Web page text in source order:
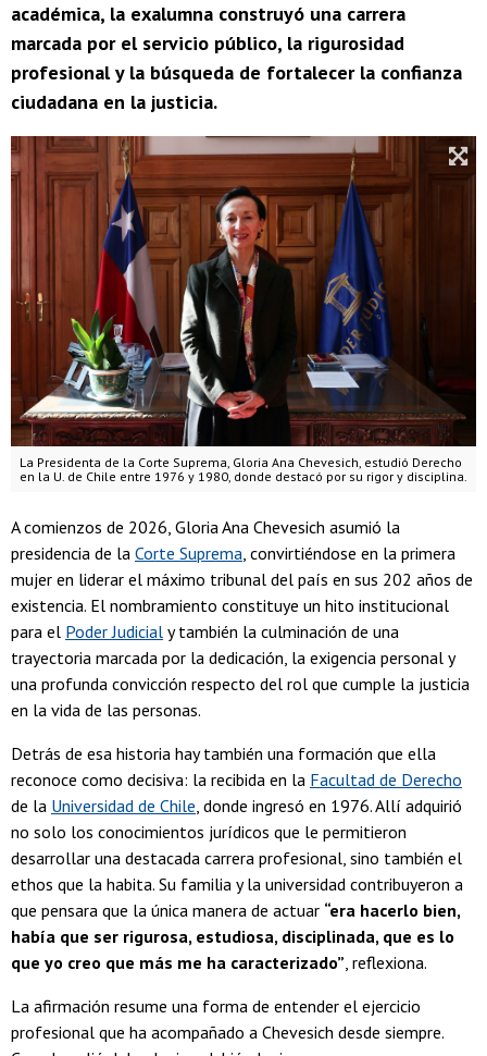
académica, la exalumna construyó una carrera
marcada por el servicio público, la rigurosidad
profesional y la búsqueda de fortalecer la confianza
ciudadana en la justicia.
La Presidenta de la Corte Suprema, Gloria Ana Chevesich, estudió Derecho
en la U. de Chile entre 1976 y 1980, donde destacó por su rigor y disciplina.
A comienzos de 2026, Gloria Ana Chevesich asumió la
presidencia de la Corte Suprema, convirtiéndose en la primera
mujer en liderar el máximo tribunal del país en sus 202 años de
existencia. El nombramiento constituye un hito institucional
para el Poder Judicial y también la culminación de una
trayectoria marcada por la dedicación, la exigencia personal y
una profunda convicción respecto del rol que cumple la justicia
en la vida de las personas.
Detrás de esa historia hay también una formación que ella
reconoce como decisiva: la recibida en la Facultad de Derecho
de la Universidad de Chile, donde ingresó en 1976. Allí adquirió
no solo los conocimientos jurídicos que le permitieron
desarrollar una destacada carrera profesional, sino también el
ethos que la habita. Su familia y la universidad contribuyeron a
que pensara que la única manera de actuar “era hacerlo bien,
había que ser rigurosa, estudiosa, disciplinada, que es lo
que yo creo que más me ha caracterizado”, reflexiona.
La afirmación resume una forma de entender el ejercicio
profesional que ha acompañado a Chevesich desde siempre.